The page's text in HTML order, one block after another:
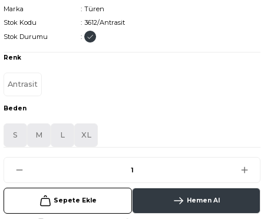
Marka
Türen
Stok Kodu
3612/Antrasit
Stok Durumu
Renk
Antrasit
Beden
S M L XL
Sepete Ekle Hemen Al